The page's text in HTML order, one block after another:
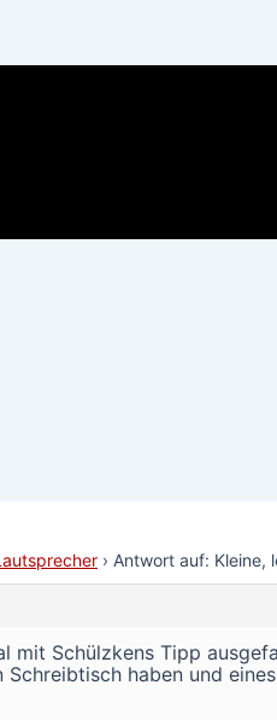
› Antwort auf: Kleine,
mit Schülzkens Tipp
haben und